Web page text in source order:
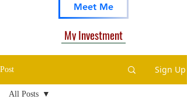
Meet Me
My Investment
Post Sign Up
All Posts